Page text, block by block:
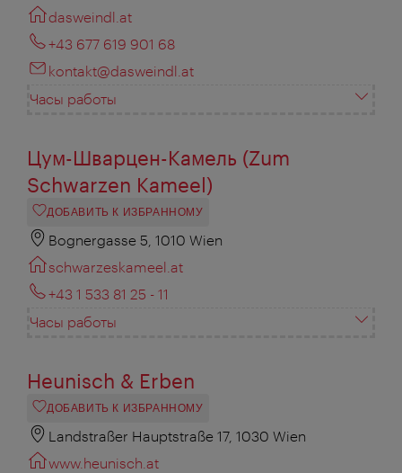
dasweindl.at
+43 677 ‍619 901 68
kontakt@dasweindl.at
Часы работы
Цум-Шварцен-Камель (Zum
Schwarzen Kameel)
ДОБАВИТЬ К ИЗБРАННОМУ
Bognergasse 5, 1010 Wien
schwarzeskameel.at
+43 1 533 81 25 - 11
Часы работы
Heunisch & Erben
ДОБАВИТЬ К ИЗБРАННОМУ
Landstraßer Hauptstraße 17, 1030 Wien
www.heunisch.at